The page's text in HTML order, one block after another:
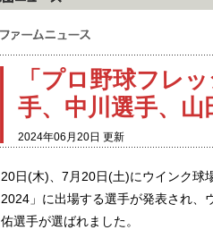
「プロ野球フレ
手、中川選手、山
2024年06月20日 更新
20日(木)、7月20日(土)にウインク球
2024」に出場する選手が発表され、
佑選手が選ばれました。